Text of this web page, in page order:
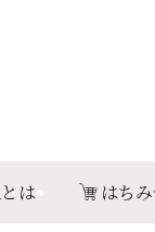
は はちみ